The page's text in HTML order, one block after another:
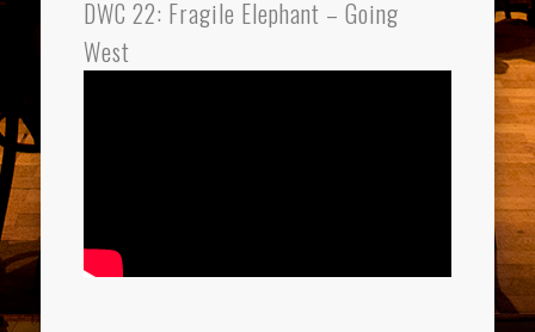
DWC 22: Fragile Elephant – Going
West